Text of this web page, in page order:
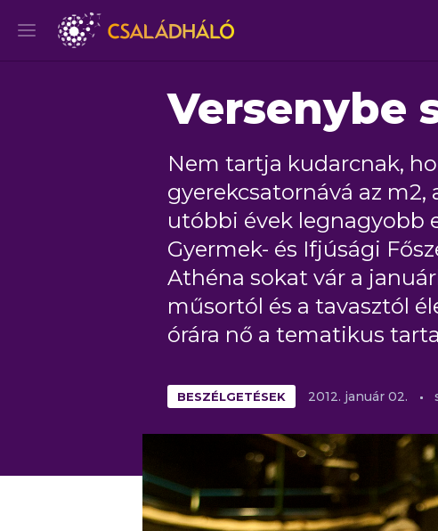
Versenybe
Nem tartja kudarcnak,
gyerekcsatornává az m2,
utóbbi évek legnagyobb
Gyermek- és Ifjúsági
Athéna sokat vár a
műsortól és a tavasztól
órára nő a tematikus
BESZÉLGETÉSEK 2012. január 02.